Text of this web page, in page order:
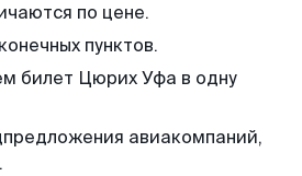
по цене.
пунктов.
билет Цюрих Уфа в одну
авиакомпаний,